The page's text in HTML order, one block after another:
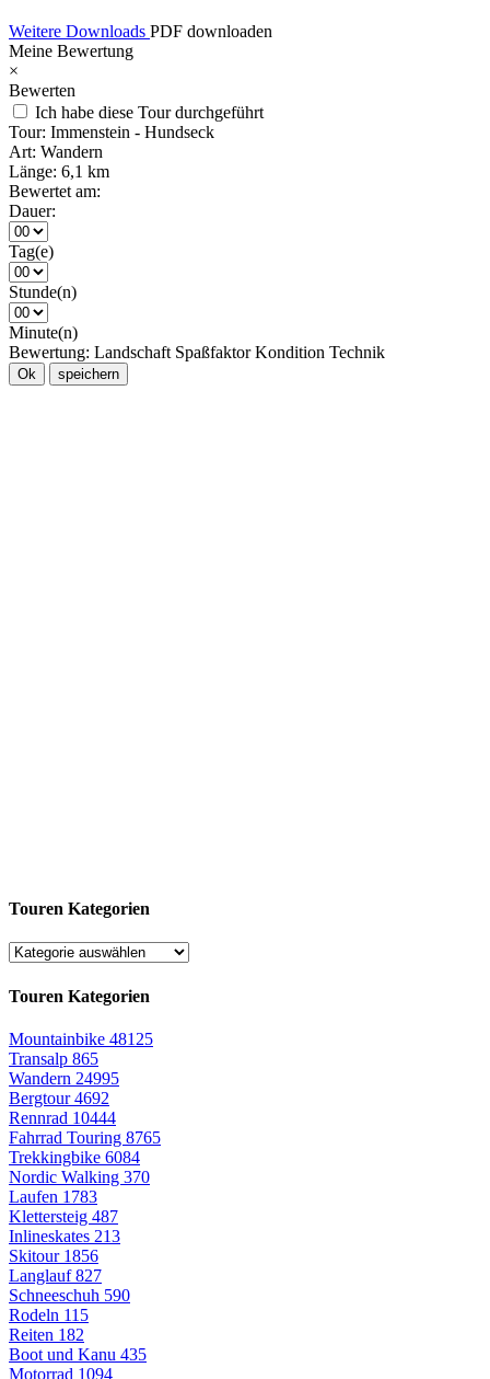
Weitere Downloads PDF downloaden
Meine Bewertung
×
Bewerten
Ich habe diese Tour durchgeführt
Tour: Immenstein - Hundseck
Art: Wandern
Länge: 6,1 km
Bewertet am:
Dauer:
Tag(e)
Stunde(n)
Minute(n)
Bewertung: Landschaft Spaßfaktor Kondition Technik
Ok speichern
Touren Kategorien
Touren Kategorien
Mountainbike 48125
Transalp 865
Wandern 24995
Bergtour4692
Rennrad 10444
Fahrrad Touring 8765
Trekkingbike 6084
Nordic Walking 370
Laufen 1783
Klettersteig 487
Inlineskates 213
Skitour 1856
Langlauf827
Schneeschuh 590
Rodeln 115
Reiten 182
Boot und Kanu 435
Motorrad 1094